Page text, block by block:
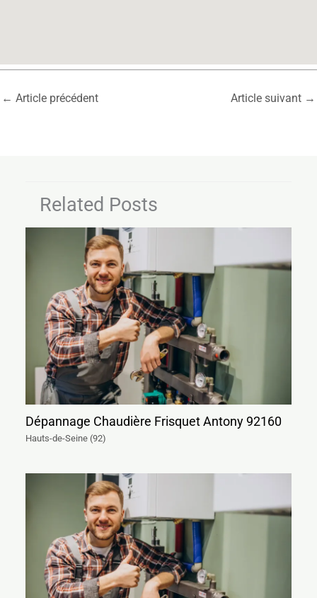
← Article précédent Article suivant →
Related Posts
Dépannage Chaudière Frisquet Antony 92160
Hauts-de-Seine (92)